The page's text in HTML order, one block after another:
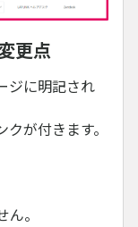
更点
ジに明記され
が付きます。
。